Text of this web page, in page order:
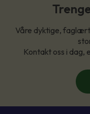
Våre dyktige,
Kontakt oss i dag,